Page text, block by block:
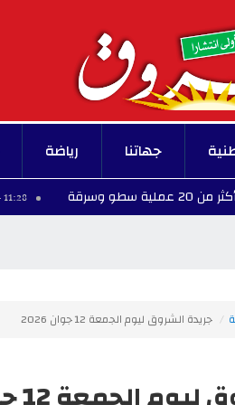
جهاتنا رياضة
11:28 - 2026/08/08
جريدة الشروق ليوم الجمعة 12 جوان 2026